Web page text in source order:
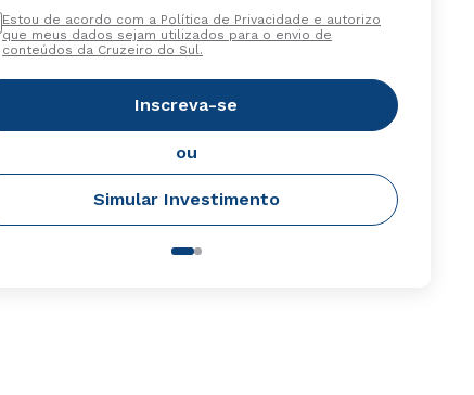
Estou de acordo com a Política de Privacidade e autorizo
que meus dados sejam utilizados para o envio de
conteúdos da Cruzeiro do Sul.
Inscreva-se
ou
Simular Investimento